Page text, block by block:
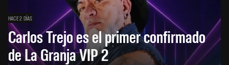
HACE 2 DÍAS
Carlos Trejo es el primer confirmado
de La Granja VIP 2